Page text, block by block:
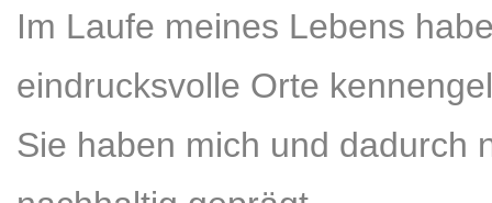
Im Laufe meines Lebens
eindrucksvolle Orte
Sie haben mich und dadurch